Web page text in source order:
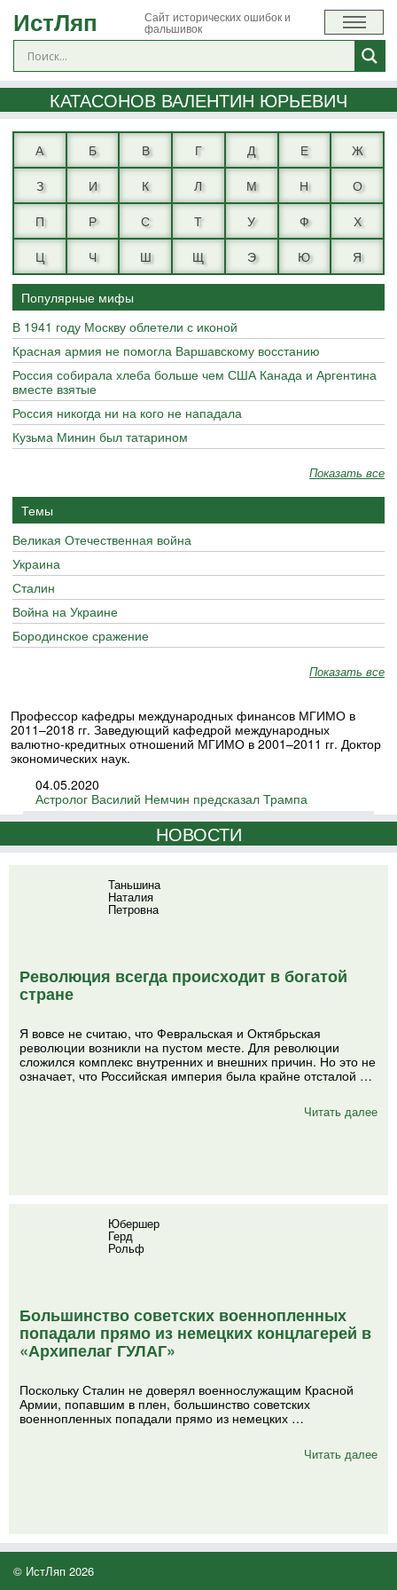
ИстЛяп Сайт исторических ошибок и
фальшивок
КАТАСОНОВ ВАЛЕНТИН ЮРЬЕВИЧ
А Б В Г Д Е
Ж
З
И К Л М Н
О
П
Р С Т У Ф
Х
Ц
Ч Ш Щ Э Ю Я
Популярные мифы
В 1941 году Москву облетели с иконой
Красная армия не помогла Варшавскому восстанию
Россия собирала хлеба больше чем США Канада и Аргентина
вместе взятые
Россия никогда ни на кого не нападала
Кузьма Минин был татарином
Показать все
Темы
Великая Отечественная война
Украина
Сталин
Война на Украине
Бородинское сражение
Показать все
Профессор кафедры международных финансов МГИМО в
2011–2018 гг. Заведующий кафедрой международных
валютно-кредитных отношений МГИМО в 2001–2011 гг. Доктор
экономических наук.
04.05.2020
Астролог Василий Немчин предсказал Трампа
НОВОСТИ
Таньшина
Наталия
Петровна
Революция всегда происходит в богатой
стране
Я вовсе не считаю, что Февральская и Октябрьская
революции возникли на пустом месте. Для революции
сложился комплекс внутренних и внешних причин. Но это не
означает, что Российская империя была крайне отсталой …
Читать далее
Юбершер
Герд
Рольф
Большинство советских военнопленных
попадали прямо из немецких концлагерей в
«Архипелаг ГУЛАГ»
Поскольку Сталин не доверял военнослужащим Красной
Армии, попавшим в плен, большинство советских
военнопленных попадали прямо из немецких …
Читать далее
© ИстЛяп 2026